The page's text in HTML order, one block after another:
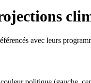
avec leurs